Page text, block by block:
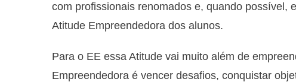
com profissionais renomados e, quando possível,
Atitude Empreendedora dos alunos.
Para o EE essa Atitude vai muito além de
Empreendedora é vencer desafios, conquistar